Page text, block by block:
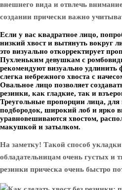
внешнего вида и отвлечь
создании прически важно
Если у вас квадратное лицо,
низкий хвост и вытянуть вокруг
это визуально откорректирует
Пухленьким девушкам с
рекомендуют визуально
слегка небрежного хвоста с
Овальное лицо позволяет
резинки, как гладкие, так и
Треугольные пропорции лица, для
подбородок, широкий лоб и ярко
уравновешиваются хвостом,
макушкой и затылком.
На заметку! Такой способ
обладательницам очень густых и
резинки прическа очень быстро